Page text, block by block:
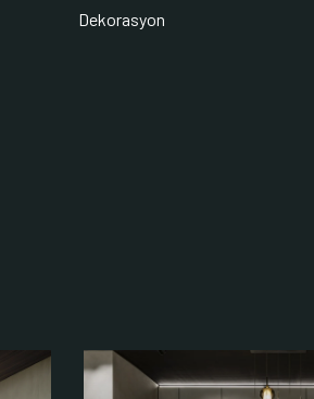
Dekorasyon